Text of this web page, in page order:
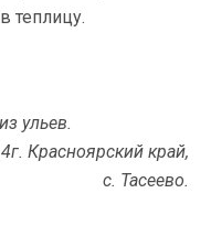
теплицу.
ульев.
Красноярский край,
с. Тасеево.